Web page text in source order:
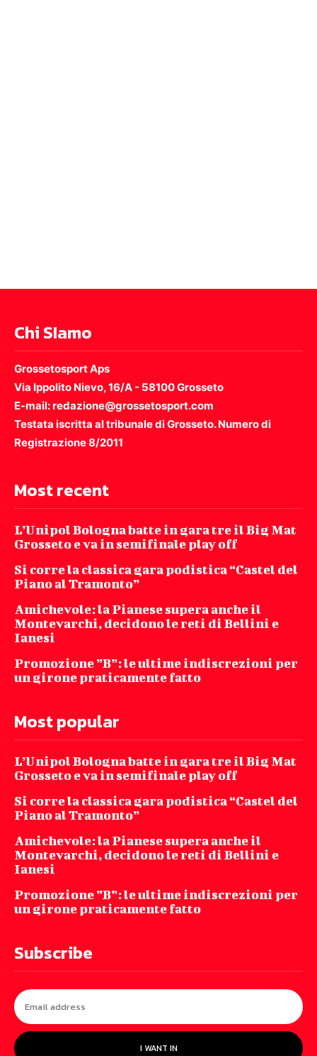
Chi SIamo
Grossetosport Aps
Via Ippolito Nievo, 16/A - 58100 Grosseto
E-mail: redazione@grossetosport.com
Testata iscritta al tribunale di Grosseto. Numero di
Registrazione 8/2011
Most recent
L’Unipol Bologna batte in gara tre il Big Mat
Grosseto e va in semifinale play off
Si corre la classica gara podistica “Castel del
Piano al Tramonto”
Amichevole: la Pianese supera anche il
Montevarchi, decidono le reti di Bellini e
Ianesi
Promozione ”B”: le ultime indiscrezioni per
un girone praticamente fatto
Most popular
L’Unipol Bologna batte in gara tre il Big Mat
Grosseto e va in semifinale play off
Si corre la classica gara podistica “Castel del
Piano al Tramonto”
Amichevole: la Pianese supera anche il
Montevarchi, decidono le reti di Bellini e
Ianesi
Promozione ”B”: le ultime indiscrezioni per
un girone praticamente fatto
Subscribe
I WANT IN